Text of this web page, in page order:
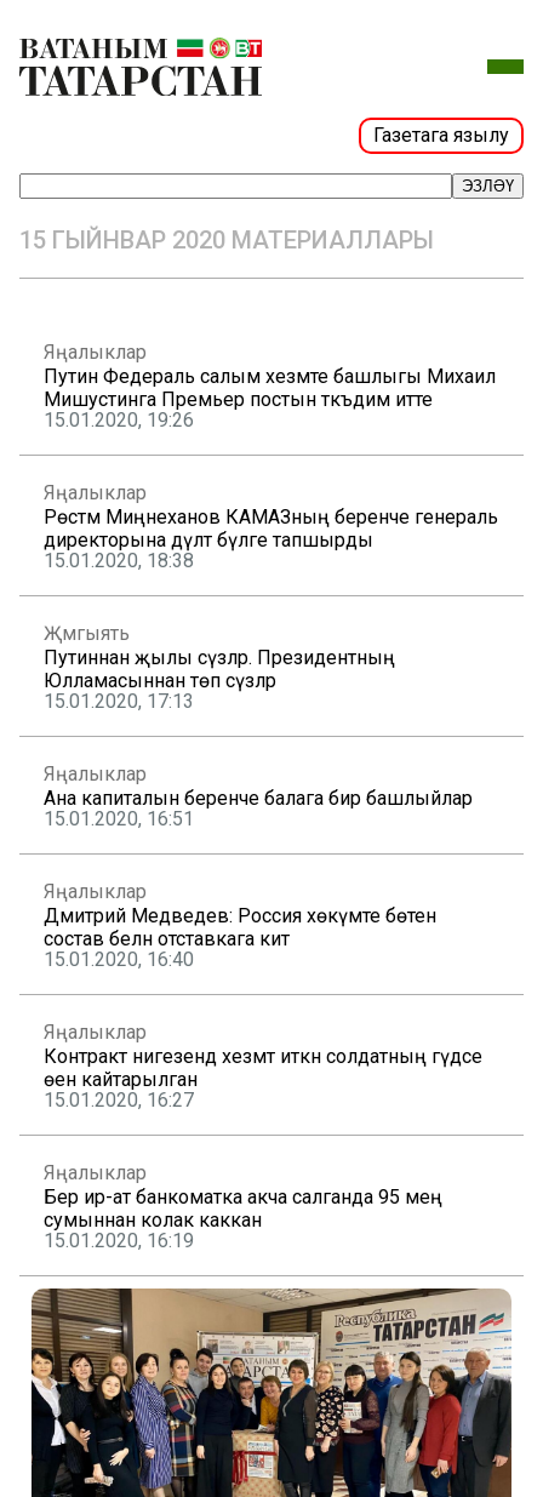
Газетага язылу
ЭЗЛӘҮ
15 ГЫЙНВАР 2020 МАТЕРИАЛЛАРЫ
Яңалыклар
Путин Федераль салым хезмәте башлыгы Михаил
Мишустинга Премьер постын тәкъдим итте
15.01.2020, 19:26
Яңалыклар
Рөстәм Миңнеханов КАМАЗның беренче генераль
директорына дәүләт бүләге тапшырды
15.01.2020, 18:38
Җәмгыять
Путиннан җылы сүзләр. Президентның
Юлламасыннан төп сүзләр
15.01.2020, 17:13
Яңалыклар
Ана капиталын беренче балага бирә башлыйлар
15.01.2020, 16:51
Яңалыклар
Дмитрий Медведев: Россия хөкүмәте бөтен
состав белән отставкага китә
15.01.2020, 16:40
Яңалыклар
Контракт нигезендә хезмәт иткән солдатның гәүдәсе
өенә кайтарылган
15.01.2020, 16:27
Яңалыклар
Бер ир-ат банкоматка акча салганда 95 мең
сумыннан колак каккан
15.01.2020, 16:19